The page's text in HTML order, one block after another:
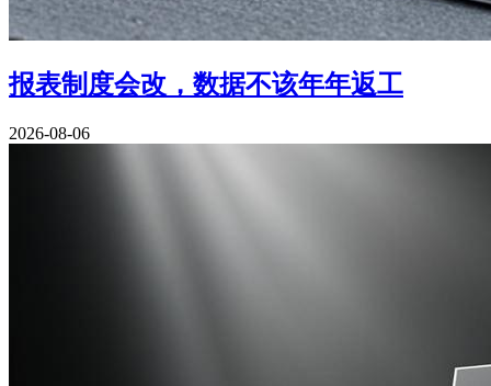
报表制度会改，数据不该年年返工
2026-08-06